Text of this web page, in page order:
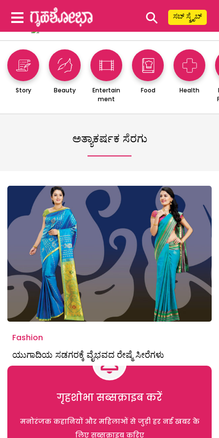
⚲ ಸಬ್ ಸ್ಕ್ರೈಬ್
Story Beauty
Entertain
ment
Food Health
ಅತ್ಯಾಕರ್ಷಕ ಸೆರಗು
Fashion
ಯುಗಾದಿಯ ಸಡಗರಕ್ಕೆ ವೈಭವದ ರೇಷ್ಮೆ ಸೀರೆಗಳು
गृहशोभा सब्सक्राइब करें
मनोरंजक कहानियों और महिलाओं से जुड़ी हर नई खबर के
लिए सब्सक्राइब करिए